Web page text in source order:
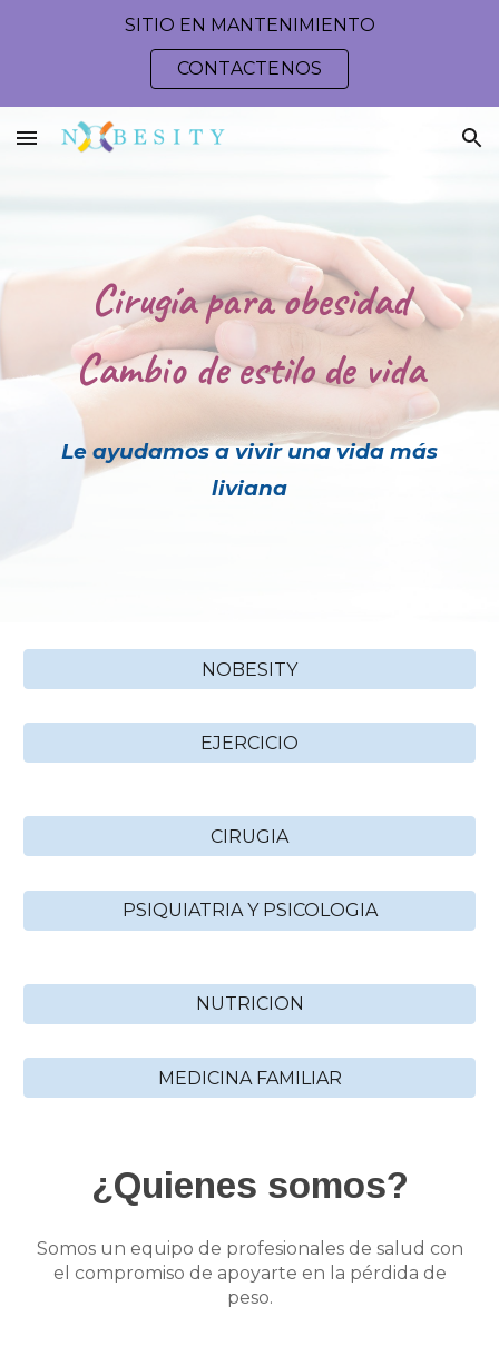
SITIO EN MANTENIMIENTO
CONTACTENOS
Cirugía para obesidad
Cambio de estilo de vida
Le ayudamos a vivir una vida más
liviana
NOBESITY
EJERCICIO
CIRUGIA
PSIQUIATRIA Y PSICOLOGIA
NUTRICION
MEDICINA FAMILIAR
¿Quienes somos?
Somos un equipo de profesionales de salud con
el compromiso de apoyarte en la pérdida de
peso.